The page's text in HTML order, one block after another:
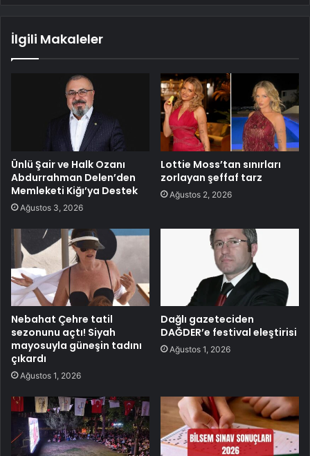
İlgili Makaleler
Ünlü Şair ve Halk Ozanı
Abdurrahman Delen’den
Memleketi Kiğı’ya Destek
Ağustos 3, 2026
Lottie Moss’tan sınırları
zorlayan şeffaf tarz
Ağustos 2, 2026
Nebahat Çehre tatil
sezonunu açtı! Siyah
mayosuyla güneşin tadını
çıkardı
Ağustos 1, 2026
Dağlı gazeteciden
DAĞDER’e festival eleştirisi
Ağustos 1, 2026